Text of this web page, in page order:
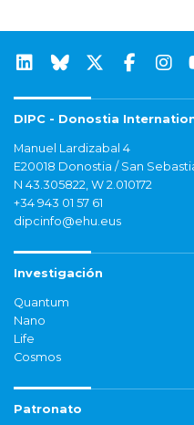
DIPC - Donostia
Manuel Lardizabal 4
E20018 Donostia / San
N 43.305822, W 2.010172
+34 943 01 57 61
dipcinfo@ehu.eus
Investigación
Quantum
Nano
Life
Cosmos
Patronato